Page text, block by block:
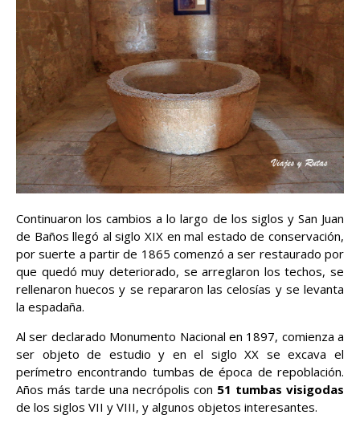
Continuaron los cambios a lo largo de los siglos y San Juan
de Baños llegó al siglo XIX en mal estado de conservación,
por suerte a partir de 1865 comenzó a ser restaurado por
que quedó muy deteriorado, se arreglaron los techos, se
rellenaron huecos y se repararon las celosías y se levanta
la espadaña.
Al ser declarado Monumento Nacional en 1897, comienza a
ser objeto de estudio y en el siglo XX se excava el
perímetro encontrando tumbas de época de repoblación.
Años más tarde una necrópolis con 51 tumbas visigodas
de los siglos VII y VIII, y algunos objetos interesantes.